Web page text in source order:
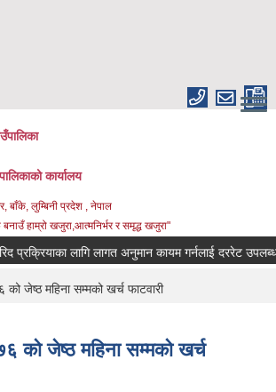
कार्यालय
बाँके, लुम्बिनी प्रदेश , नेपाल
हाम्रो खजुरा,आत्मनिर्भर र समृद्ध खजुरा"
लागि लागत अनुमान कायम गर्नलाई दररेट उपलब्ध
जेष्ठ महिना सम्मको खर्च फाटवारी
जेष्ठ महिना सम्मको खर्च